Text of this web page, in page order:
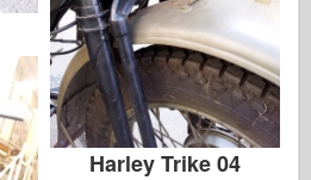
Harley Trike 04